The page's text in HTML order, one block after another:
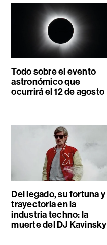
Todo sobre el evento
astronómico que
ocurrirá el 12 de agosto
Del legado, su fortuna y
trayectoria en la
industria techno: la
muerte del DJ Kavinsky